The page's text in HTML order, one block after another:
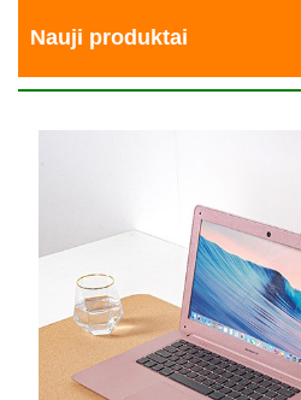
Nauji produktai